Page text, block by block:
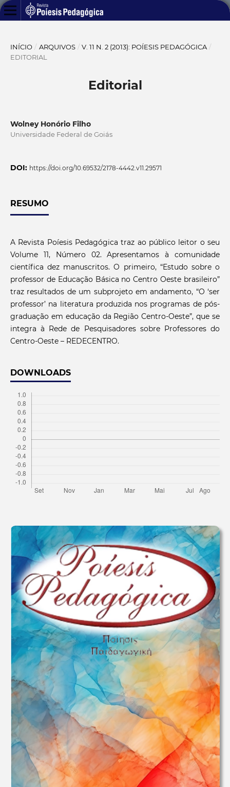
INÍCIO / ARQUIVOS / V. 11 N. 2 (2013): POÍESIS PEDAGÓGICA /
EDITORIAL
Editorial
Wolney Honório Filho
Universidade Federal de Goiás
DOI: https://doi.org/10.69532/2178-4442.v11.29571
RESUMO
A Revista Poíesis Pedagógica traz ao público leitor o seu
Volume 11, Número 02. Apresentamos à comunidade
científica dez manuscritos. O primeiro, “Estudo sobre o
professor de Educação Básica no Centro Oeste brasileiro”
traz resultados de um subprojeto em andamento, “O ‘ser
professor’ na literatura produzida nos programas de pós-
graduação em educação da Região Centro-Oeste”, que se
integra à Rede de Pesquisadores sobre Professores do
Centro-Oeste – REDECENTRO.
DOWNLOADS